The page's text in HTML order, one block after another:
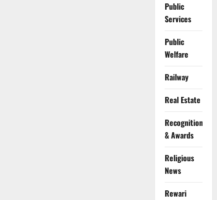
Public
Services
Public
Welfare
Railway
Real Estate
Recognition
& Awards
Religious
News
Rewari